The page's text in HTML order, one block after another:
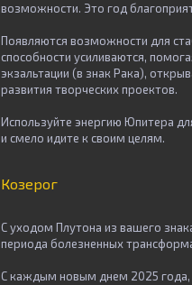
возможности. Это год
Появляются возможности для
способности усиливаются,
экзальтации (в знак Рака),
развития творческих проектов.
Используйте энергию Юпитера
и смело идите к своим целям.
Козерог
С уходом Плутона из вашего
периода болезненных
С каждым новым днем 2025 года,